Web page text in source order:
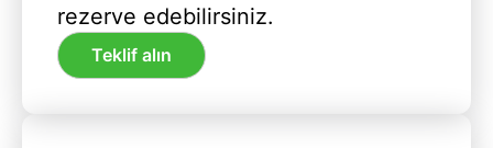
rezerve edebilirsiniz.
Teklif alın